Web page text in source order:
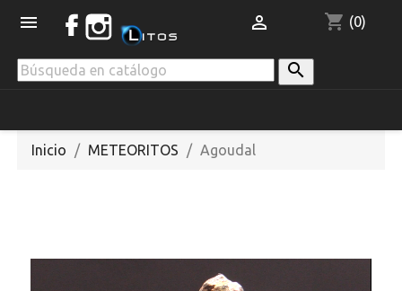
 shopping_cart (0)


Inicio METEORITOS Agoudal